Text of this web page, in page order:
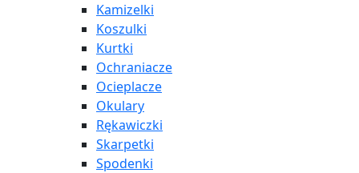
Kamizelki
Koszulki
Kurtki
Ochraniacze
Ocieplacze
Okulary
Rękawiczki
Skarpetki
Spodenki